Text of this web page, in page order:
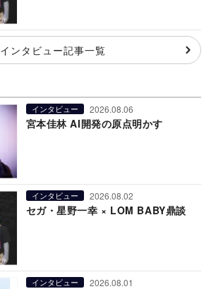
インタビュー記事一覧
インタビュー 2026.08.06
宮本佳林 AI開発の原点明かす
インタビュー 2026.08.02
セガ・星野一幸 × LOM BABY鼎談
インタビュー 2026.08.01